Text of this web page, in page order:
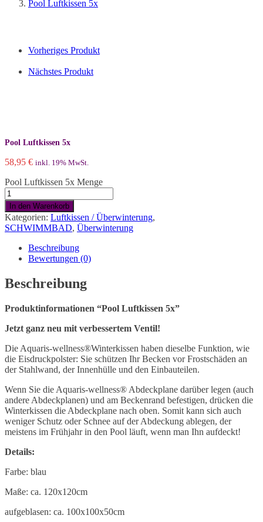
Pool Luftkissen 5x
Vorheriges Produkt
Nächstes Produkt
Pool Luftkissen 5x
58,95 € inkl. 19% MwSt.
Pool Luftkissen 5x Menge
In den Warenkorb
Kategorien: Luftkissen / Überwinterung,
SCHWIMMBAD, Überwinterung
Beschreibung
Bewertungen (0)
Beschreibung
Produktinformationen “Pool Luftkissen 5x”
Jetzt ganz neu mit verbessertem Ventil!
Die Aquaris-wellness®Winterkissen haben dieselbe Funktion, wie
die Eisdruckpolster: Sie schützen Ihr Becken vor Frostschäden an
der Stahlwand, der Innenhülle und den Einbauteilen.
Wenn Sie die Aquaris-wellness® Abdeckplane darüber legen (auch
andere Abdeckplanen) und am Beckenrand befestigen, drücken die
Winterkissen die Abdeckplane nach oben. Somit kann sich auch
weniger Schutz oder Schnee auf der Abdeckung ablegen, der
meistens im Frühjahr in den Pool läuft, wenn man Ihn aufdeckt!
Details:
Farbe: blau
Maße: ca. 120x120cm
aufgeblasen: ca. 100x100x50cm